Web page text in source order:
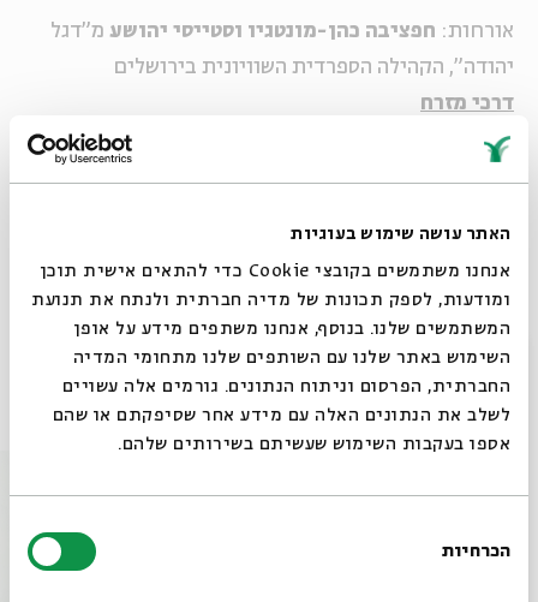
האתר עושה שימוש בעוגיות
אנחנו משתמשים בקובצי Cookie כדי להתאים אישית תוכן
ומודעות, לספק תכונות של מדיה חברתית ולנתח את תנועת
המשתמשים שלנו. בנוסף, אנחנו משתפים מידע על אופן
השימוש באתר שלנו עם השותפים שלנו מתחומי המדיה
החברתית, הפרסום וניתוח הנתונים. גורמים אלה עשויים
לשלב את הנתונים האלה עם מידע אחר שסיפקתם או שהם
אספו בעקבות השימוש שעשיתם בשירותים שלהם.
הסכמה
הכרחיות
אורחות: חפציבה כהן-מונטגיו וסטייסי יהושע מ"דגל
יהודה", הקהילה הספרדית השוויונית בירושלים
דרכי מזרח
שיתוף הוספה ליומן הרשמה לאירועים דומים
אירועים נוספים בסדרה
סגור